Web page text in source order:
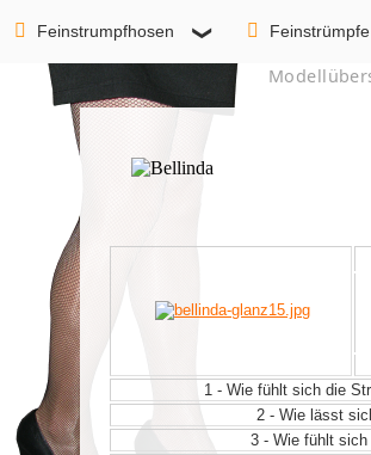
Feinstrumpfhosen Feinstrümpfe
1 - Wie fühlt sich die
2 - Wie lässt
3 - Wie fühlt